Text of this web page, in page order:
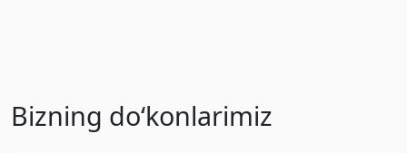
Bizning doʻkonlarimiz